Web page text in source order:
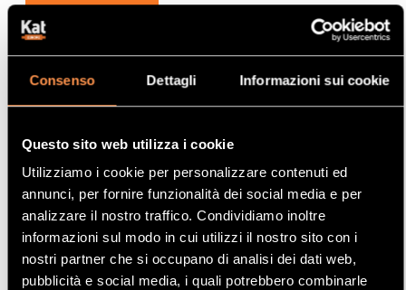
Consenso Dettagli Informazioni sui cookie
Questo sito web utilizza i cookie
Utilizziamo i cookie per personalizzare contenuti ed
annunci, per fornire funzionalità dei social media e per
analizzare il nostro traffico. Condividiamo inoltre
informazioni sul modo in cui utilizzi il nostro sito con i
nostri partner che si occupano di analisi dei dati web,
pubblicità e social media, i quali potrebbero combinarle
Mostrare Per pagina
La vostra selezione